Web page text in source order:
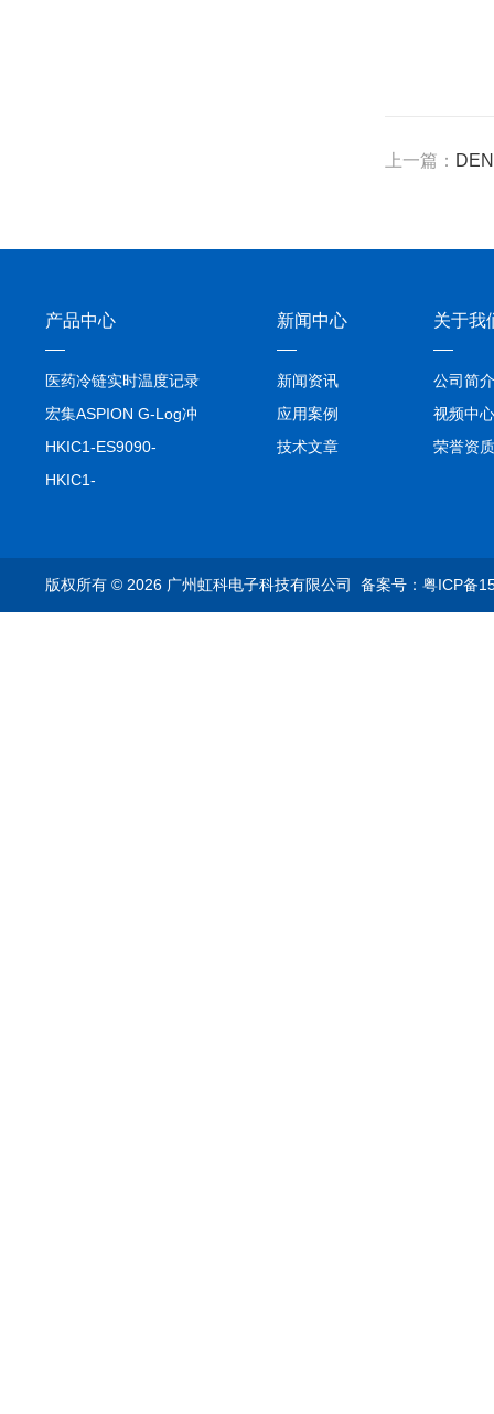
上一篇：
产品中心
医药冷链实时温度记录
仪TIVE Solo 5G
宏集ASPION G-Log冲
击记录仪
HKIC1-ES9090-
setA100/1000base-T1
HKIC1-
析仪
新闻中心
新闻资讯
应用案例
技术文章
关于我
公司简介
视频中心
荣誉资质
版权所有 © 2026 广州虹科电子科技有限公司 备案号：粤ICP备